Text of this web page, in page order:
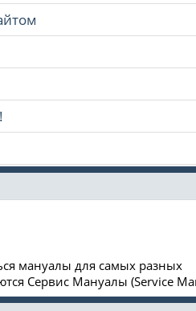
мануалы для самых разных
Сервис Мануалы (Service